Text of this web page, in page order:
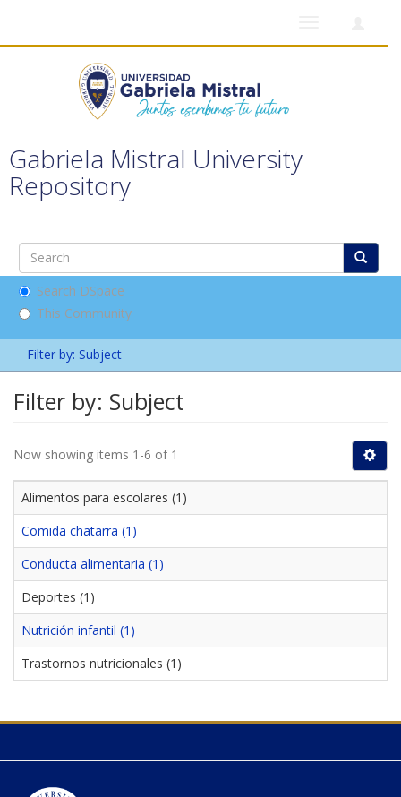
Gabriela Mistral University
Repository
Search DSpace
This Community
Filter by: Subject
Filter by: Subject
Now showing items 1-6 of 1
Alimentos para escolares (1)
Comida chatarra (1)
Conducta alimentaria (1)
Deportes (1)
Nutrición infantil (1)
Trastornos nutricionales (1)